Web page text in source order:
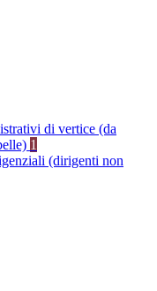
di vertice (da
1
(dirigenti non